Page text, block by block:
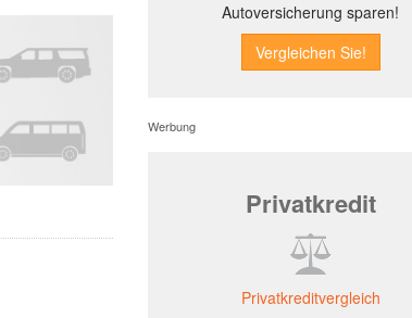
Autoversicherung sparen!
Werbung
Privatkredit
Privatkreditvergleich